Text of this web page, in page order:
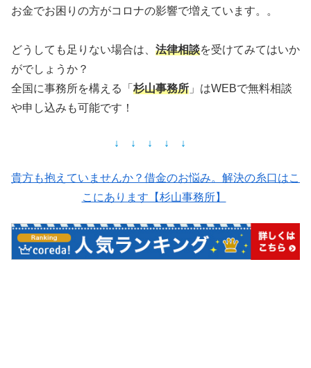
お金でお困りの方がコロナの影響で増えています。。
どうしても足りない場合は、 法律相談を受けてみてはいか
がでしょうか？
全国に事務所を構える「 杉山事務所 」はWEBで無料相談
や申し込みも可能です！
↓ ↓ ↓ ↓ ↓
貴方も抱えていませんか？借金のお悩み。解決の糸口はこ
こにあります【杉山事務所】